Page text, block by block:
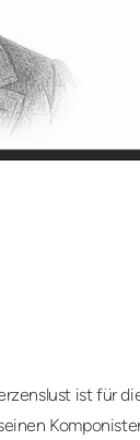
ist für